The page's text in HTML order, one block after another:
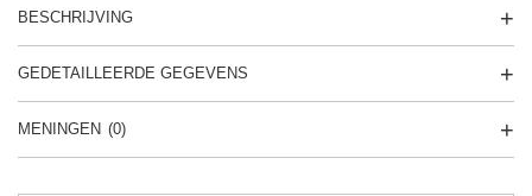
BESCHRIJVING
GEDETAILLEERDE GEGEVENS
MENINGEN (0)